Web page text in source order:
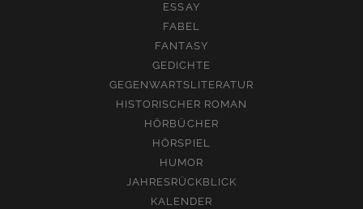
ESSAY
FABEL
FANTASY
GEDICHTE
GEGENWARTSLITERATUR
HISTORISCHER ROMAN
HÖRBÜCHER
HÖRSPIEL
HUMOR
JAHRESRÜCKBLICK
KALENDER